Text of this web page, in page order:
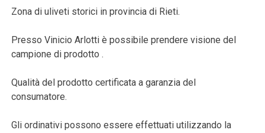
Zona di uliveti storici in provincia di Rieti.
Presso Vinicio Arlotti è possibile prendere visione del
campione di prodotto .
Qualità del prodotto certificata a garanzia del
consumatore.
Gli ordinativi possono essere effettuati utilizzando la